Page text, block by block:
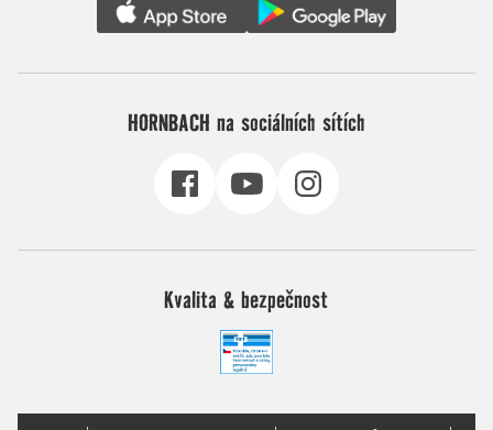
HORNBACH na sociálních sítích
Kvalita & bezpečnost